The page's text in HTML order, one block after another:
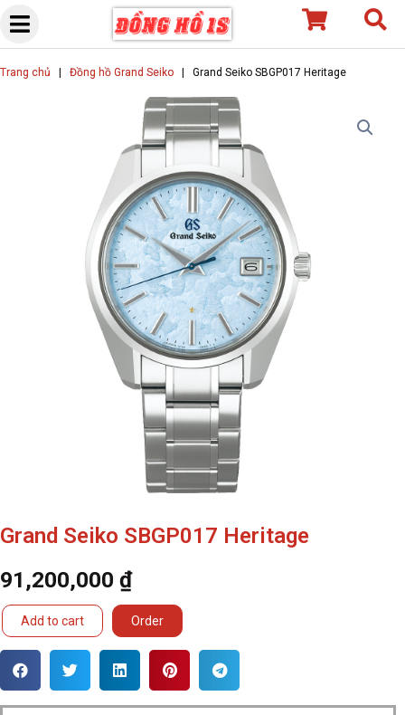
Skip
content
Trang chủ Đồng hồ Grand Seiko Grand Seiko SBGP017 Heritage
Grand Seiko SBGP017 Heritage
91,200,000 ₫
Grand
SBGP017
Add to cart Order